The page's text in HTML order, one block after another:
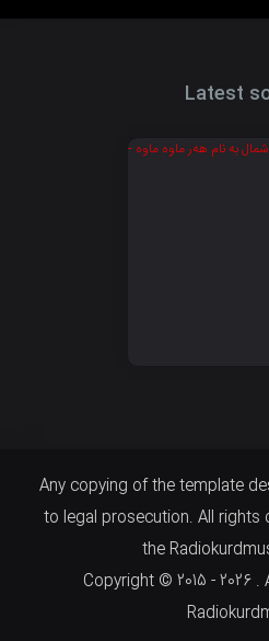
Latest
Any copying of the template
to legal prosecution. All
the
Copyright © 2015 - 2026 .